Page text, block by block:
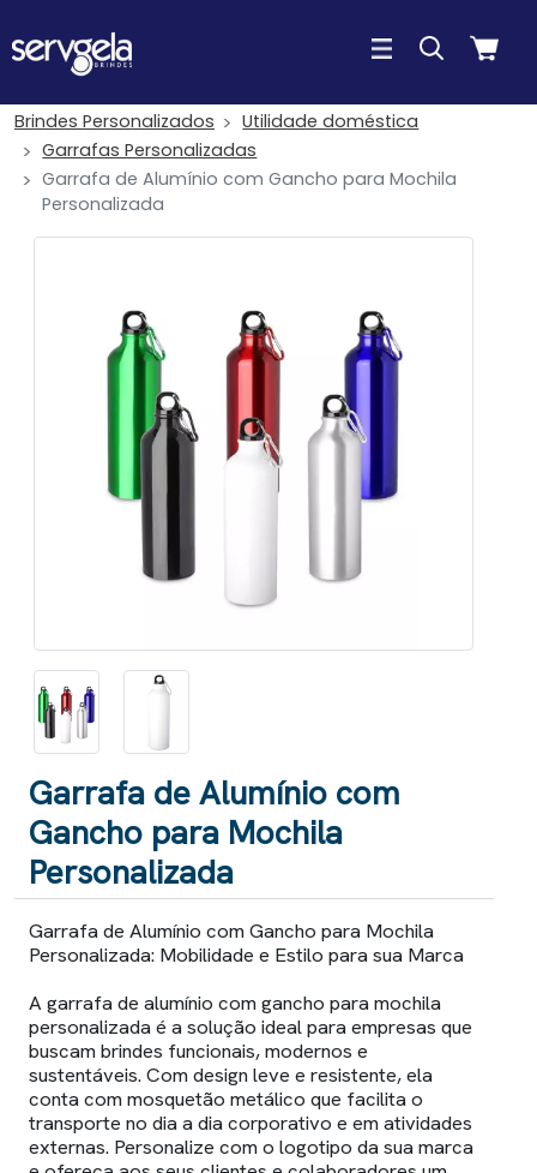
Brindes Personalizados
Utilidade doméstica
Garrafas Personalizadas
Garrafa de Alumínio com Gancho para Mochila
Personalizada
Garrafa de Alumínio com
Gancho para Mochila
Personalizada
Garrafa de Alumínio com Gancho para Mochila
Personalizada: Mobilidade e Estilo para sua Marca
A garrafa de alumínio com gancho para mochila
personalizada é a solução ideal para empresas que
buscam brindes funcionais, modernos e
sustentáveis. Com design leve e resistente, ela
conta com mosquetão metálico que facilita o
transporte no dia a dia corporativo e em atividades
externas. Personalize com o logotipo da sua marca